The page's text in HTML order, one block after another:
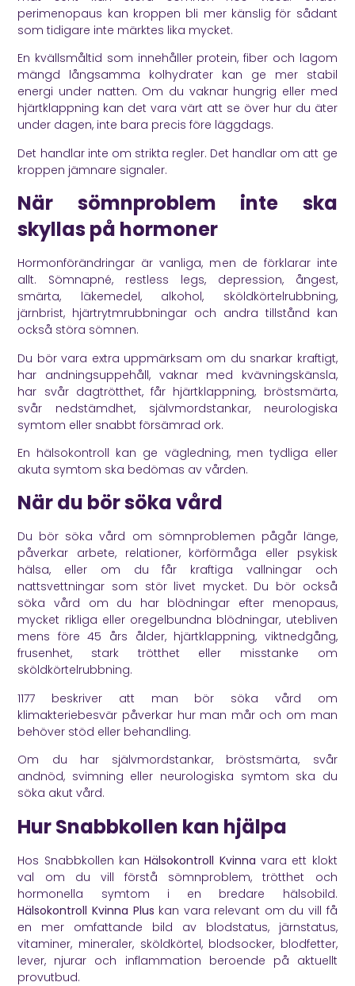
perimenopaus kan kroppen bli mer känslig för sådant
som tidigare inte märktes lika mycket.
En kvällsmåltid som innehåller protein, fiber och lagom
mängd långsamma kolhydrater kan ge mer stabil
energi under natten. Om du vaknar hungrig eller med
hjärtklappning kan det vara värt att se över hur du äter
under dagen, inte bara precis före läggdags.
Det handlar inte om strikta regler. Det handlar om att ge
kroppen jämnare signaler.
När sömnproblem inte ska
skyllas på hormoner
Hormonförändringar är vanliga, men de förklarar inte
allt. Sömnapné, restless legs, depression, ångest,
smärta, läkemedel, alkohol, sköldkörtelrubbning,
järnbrist, hjärtrytmrubbningar och andra tillstånd kan
också störa sömnen.
Du bör vara extra uppmärksam om du snarkar kraftigt,
har andningsuppehåll, vaknar med kvävningskänsla,
har svår dagtrötthet, får hjärtklappning, bröstsmärta,
svår nedstämdhet, självmordstankar, neurologiska
symtom eller snabbt försämrad ork.
En hälsokontroll kan ge vägledning, men tydliga eller
akuta symtom ska bedömas av vården.
När du bör söka vård
Du bör söka vård om sömnproblemen pågår länge,
påverkar arbete, relationer, körförmåga eller psykisk
hälsa, eller om du får kraftiga vallningar och
nattsvettningar som stör livet mycket. Du bör också
söka vård om du har blödningar efter menopaus,
mycket rikliga eller oregelbundna blödningar, utebliven
mens före 45 års ålder, hjärtklappning, viktnedgång,
frusenhet, stark trötthet eller misstanke om
sköldkörtelrubbning.
1177 beskriver att man bör söka vård om
klimakteriebesvär påverkar hur man mår och om man
behöver stöd eller behandling.
Om du har självmordstankar, bröstsmärta, svår
andnöd, svimning eller neurologiska symtom ska du
söka akut vård.
Hur Snabbkollen kan hjälpa
Hos Snabbkollen kanHälsokontroll Kvinna vara ett klokt
val om du vill förstå sömnproblem, trötthet och
hormonella symtom i en bredare hälsobild.
Hälsokontroll Kvinna Plus kan vara relevant om du vill få
en mer omfattande bild av blodstatus, järnstatus,
vitaminer, mineraler, sköldkörtel, blodsocker, blodfetter,
lever, njurar och inflammation beroende på aktuellt
provutbud.